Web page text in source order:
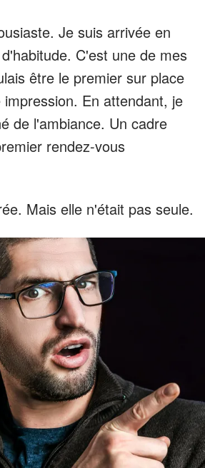
Je suis arrivée en
C'est une de mes
être le premier sur place
En attendant, je
de l'ambiance. Un cadre
rendez-vous
Mais elle n'était pas seule.